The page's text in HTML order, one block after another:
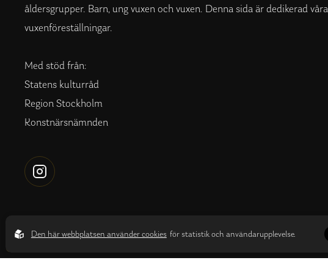
åldersgrupper. Barn, ung vuxen och vuxen. Denna sida är dedikerad våra
vuxenföreställningar.
Med stöd från:
Statens kulturråd
Region Stockholm
Konstnärsnämnden
Copyright © 2026 ClownJam. All rights reserved
Den här webbplatsen använder cookies för statistik och användarupplevelse.